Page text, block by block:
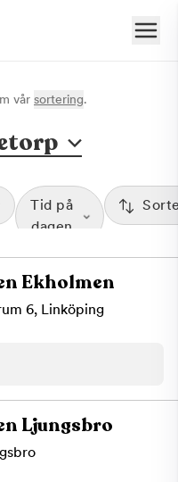
vår sortering.
Tid på
dagen
Ekholmen
6, Linköping
Ljungsbro